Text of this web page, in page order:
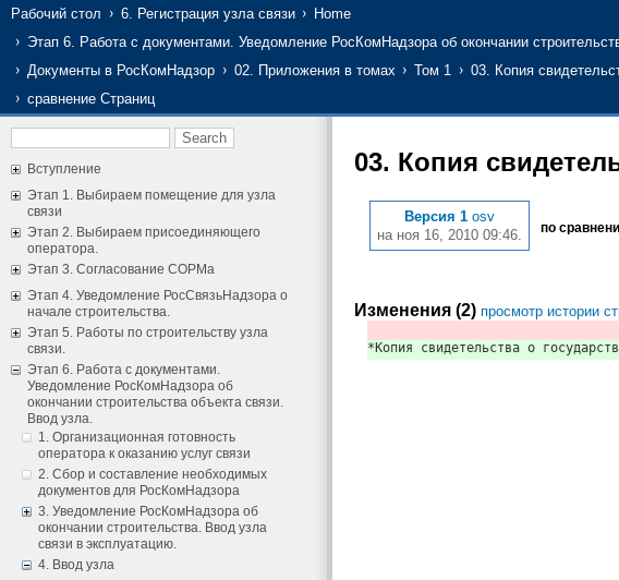
Рабочий стол 6. Регистрация узла связи
Home
Этап 6. Работа с документами. Уведомление РосКомНадзора об окончании
Документы в РосКомНадзор
02. Приложения в томах Том 1 03. Копия
сравнение Страниц
Вступление
Этап 1. Выбираем помещение для узла
связи
Этап 2. Выбираем присоединяющего
оператора.
Этап 3. Согласование СОРМа
Этап 4. Уведомление РосСвязьНадзора о
начале строительства.
Этап 5. Работы по строительству узла
связи.
Этап 6. Работа с документами.
Уведомление РосКомНадзора об
окончании строительства объекта связи.
Ввод узла.
1. Организационная готовность
оператора к оказанию услуг связи
2. Сбор и составление необходимых
документов для РосКомНадзора
3. Уведомление РосКомНадзора об
окончании строительства. Ввод узла
связи в эксплуатацию.
4. Ввод узла
03. Копия
Версия 1 osv
на ноя 16, 2010 09:46.
по
Изменения (2) просмотр истории
*Копия свидетельства о